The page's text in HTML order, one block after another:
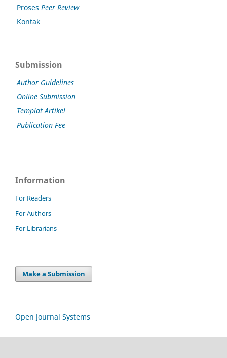
Proses Peer Review
Kontak
Submission
Author Guidelines
Online Submission
Templat Artikel
Publication Fee
Information
For Readers
For Authors
For Librarians
Make a Submission
Open Journal Systems